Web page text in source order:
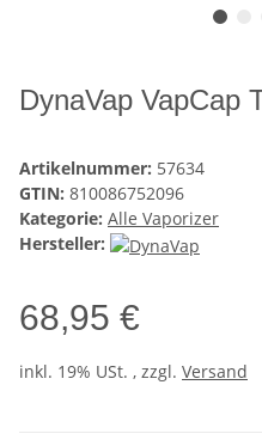
DynaVap VapCap
Artikelnummer: 57634
GTIN: 810086752096
Kategorie: Alle Vaporizer
Hersteller:
68,95 €
inkl. 19% USt. , zzgl. Versand